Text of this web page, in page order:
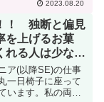
ました。これを書
しくリアルタイム
2023.08.20
！ 独断と偏見
を上げるお菓
る人は少ない
ア(以降SE)の仕事
一日椅子に座って
います。私の両親